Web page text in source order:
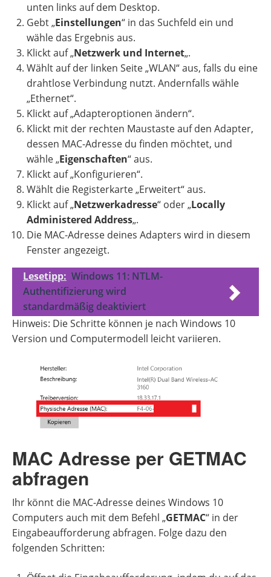
unten links auf dem Desktop.
Gebt „Einstellungen“ in das Suchfeld ein und
wähle das Ergebnis aus.
Klickt auf „Netzwerk und Internet„.
Wählt auf der linken Seite „WLAN“ aus, falls du eine
drahtlose Verbindung nutzt. Andernfalls wähle
„Ethernet“.
Klickt auf „Adapteroptionen ändern“.
Klickt mit der rechten Maustaste auf den Adapter,
dessen MAC-Adresse du finden möchtet, und
wähle „Eigenschaften“ aus.
Klickt auf „Konfigurieren“.
Wählt die Registerkarte „Erweitert“ aus.
Klickt auf „Netzwerkadresse“ oder „Locally
Administered Address„.
Die MAC-Adresse deines Adapters wird in diesem
Fenster angezeigt.
Lesetipp: Windows 11: NTLM-
Authentifizierung wird
standardmäßig deaktiviert
Hinweis: Die Schritte können je nach Windows 10
Version und Computermodell leicht variieren.
MAC Adresse per GETMAC
abfragen
Ihr könnt die MAC-Adresse deines Windows 10
Computers auch mit dem Befehl „GETMAC“ in der
Eingabeaufforderung abfragen. Folge dazu den
folgenden Schritten: